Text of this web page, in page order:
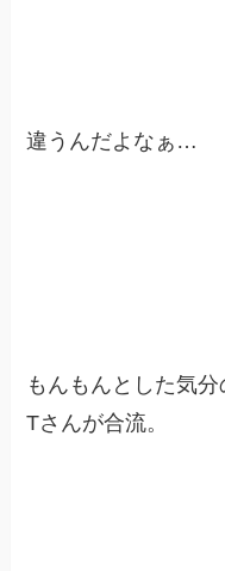
違うんだよなぁ…
もんもんとした気分
Tさんが合流。